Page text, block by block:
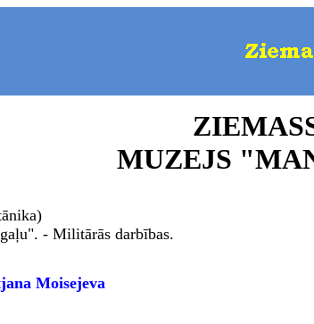
MUZEJS
- Militārās darbības.
Moisejeva